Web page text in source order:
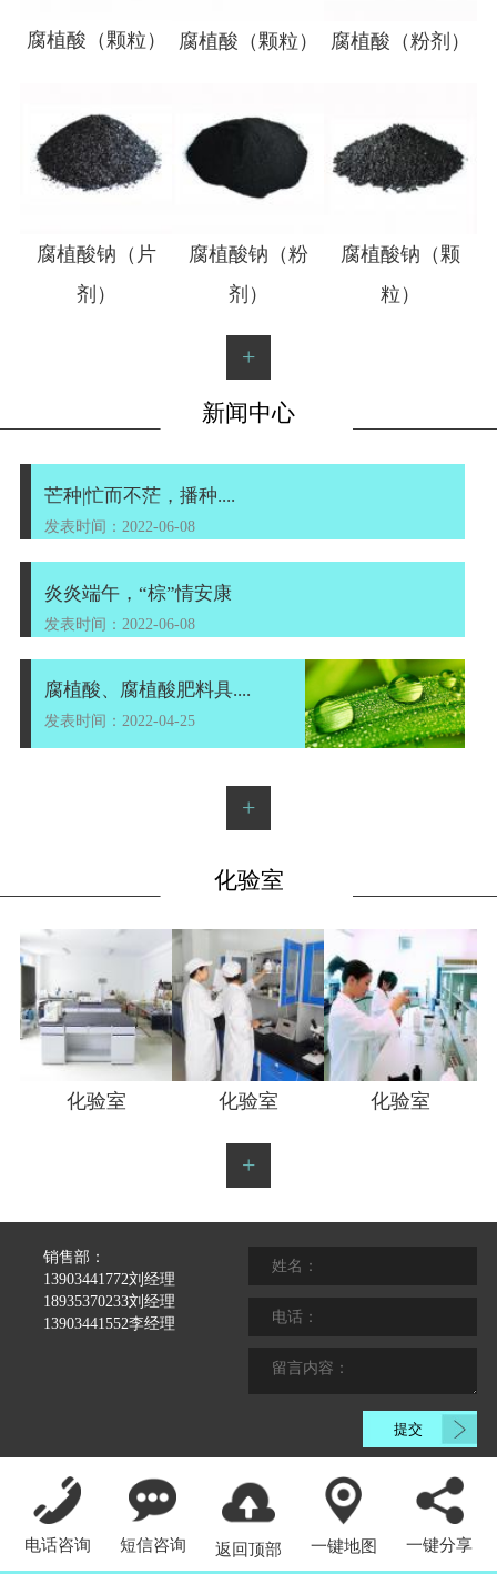
1
腐植酸（颗粒） 腐植酸（颗粒） 腐植酸（粉剂）
腐植酸钠（片
剂）
腐植酸钠（粉
剂）
腐植酸钠（颗
粒）
+
新闻中心
芒种|忙而不茫，播种....
发表时间：2022-06-08
炎炎端午，“棕”情安康
发表时间：2022-06-08
腐植酸、腐植酸肥料具....
发表时间：2022-04-25
+
化验室
化验室 化验室 化验室
+
销售部：
13903441772刘经理
18935370233刘经理
13903441552李经理
电话咨询 短信咨询 返回顶部 一键地图 一键分享